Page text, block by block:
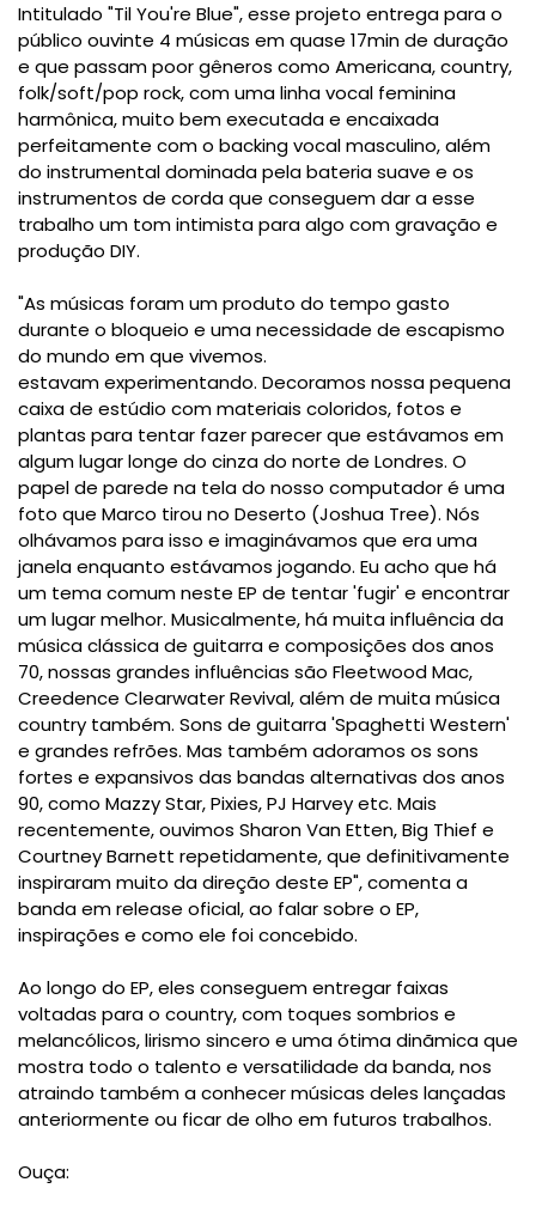
Intitulado "Til You're Blue", esse projeto entrega para o
público ouvinte 4 músicas em quase 17min de duração
e que passam poor gêneros como Americana, country,
folk/soft/pop rock, com uma linha vocal feminina
harmônica, muito bem executada e encaixada
perfeitamente com o backing vocal masculino, além
do instrumental dominada pela bateria suave e os
instrumentos de corda que conseguem dar a esse
trabalho um tom intimista para algo com gravação e
produção DIY.
"As músicas foram um produto do tempo gasto
durante o bloqueio e uma necessidade de escapismo
do mundo em que vivemos.
estavam experimentando. Decoramos nossa pequena
caixa de estúdio com materiais coloridos, fotos e
plantas para tentar fazer parecer que estávamos em
algum lugar longe do cinza do norte de Londres. O
papel de parede na tela do nosso computador é uma
foto que Marco tirou no Deserto (Joshua Tree). Nós
olhávamos para isso e imaginávamos que era uma
janela enquanto estávamos jogando. Eu acho que há
um tema comum neste EP de tentar 'fugir' e encontrar
um lugar melhor. Musicalmente, há muita influência da
música clássica de guitarra e composições dos anos
70, nossas grandes influências são Fleetwood Mac,
Creedence Clearwater Revival, além de muita música
country também. Sons de guitarra 'Spaghetti Western'
e grandes refrões. Mas também adoramos os sons
fortes e expansivos das bandas alternativas dos anos
90, como Mazzy Star, Pixies, PJ Harvey etc. Mais
recentemente, ouvimos Sharon Van Etten, Big Thief e
Courtney Barnett repetidamente, que definitivamente
inspiraram muito da direção deste EP", comenta a
banda em release oficial, ao falar sobre o EP,
inspirações e como ele foi concebido.
Ao longo do EP, eles conseguem entregar faixas
voltadas para o country, com toques sombrios e
melancólicos, lirismo sincero e uma ótima dinãmica que
mostra todo o talento e versatilidade da banda, nos
atraindo também a conhecer músicas deles lançadas
anteriormente ou ficar de olho em futuros trabalhos.
Ouça: